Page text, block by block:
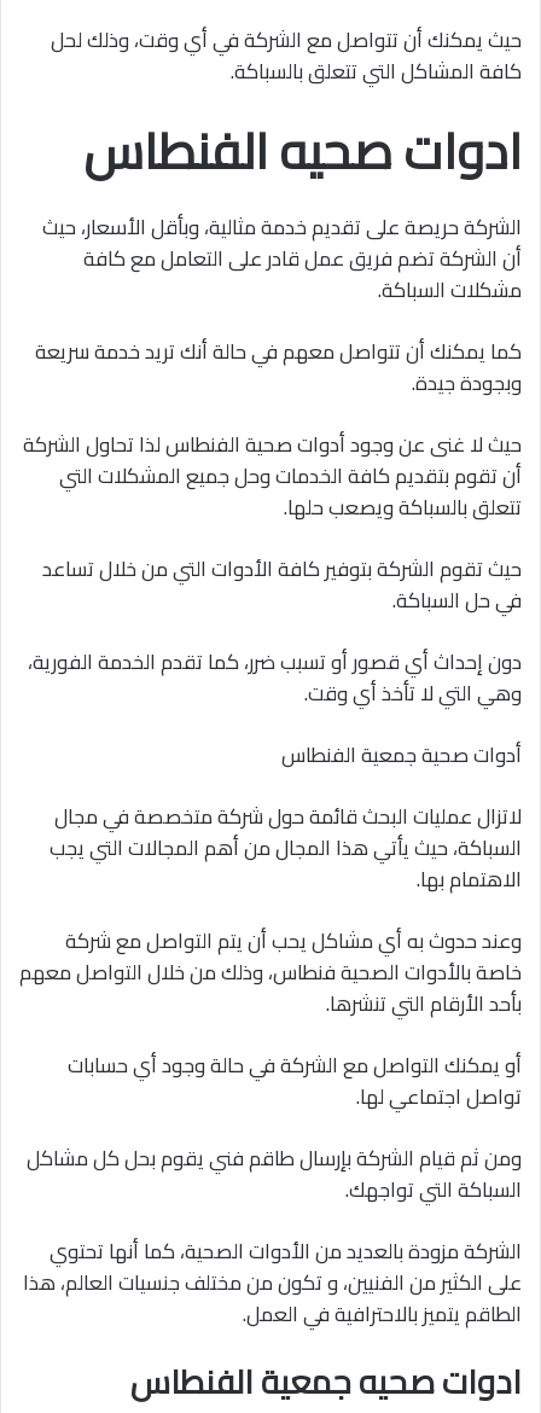
حيث يمكنك أن تتواصل مع الشركة في أي وقت، وذلك لحل
كافة المشاكل التي تتعلق بالسباكة.
ادوات صحيه الفنطاس
الشركة حريصة على تقديم خدمة مثالية، وبأقل الأسعار، حيث
أن الشركة تضم فريق عمل قادر على التعامل مع كافة
مشكلات السباكة.
كما يمكنك أن تتواصل معهم في حالة أنك تريد خدمة سريعة
وبجودة جيدة.
حيث لا غنى عن وجود أدوات صحية الفنطاس لذا تحاول الشركة
أن تقوم بتقديم كافة الخدمات وحل جميع المشكلات التي
تتعلق بالسباكة ويصعب حلها.
حيث تقوم الشركة بتوفير كافة الأدوات التي من خلال تساعد
في حل السباكة.
دون إحداث أي قصور أو تسبب ضرر، كما تقدم الخدمة الفورية،
وهي التي لا تأخذ أي وقت.
أدوات صحية جمعية الفنطاس
لاتزال عمليات البحث قائمة حول شركة متخصصة في مجال
السباكة، حيث يأتي هذا المجال من أهم المجالات التي يجب
الاهتمام بها.
وعند حدوث به أي مشاكل يحب أن يتم التواصل مع شركة
خاصة بالأدوات الصحية فنطاس، وذلك من خلال التواصل معهم
بأحد الأرقام التي تنشرها.
أو يمكنك التواصل مع الشركة في حالة وجود أي حسابات
تواصل اجتماعي لها.
ومن ثم قيام الشركة بإرسال طاقم فني يقوم بحل كل مشاكل
السباكة التي تواجهك.
الشركة مزودة بالعديد من الأدوات الصحية، كما أنها تحتوي
على الكثير من الفنيين، و تكون من مختلف جنسيات العالم، هذا
الطاقم يتميز بالاحترافية في العمل.
ادوات صحيه جمعية الفنطاس